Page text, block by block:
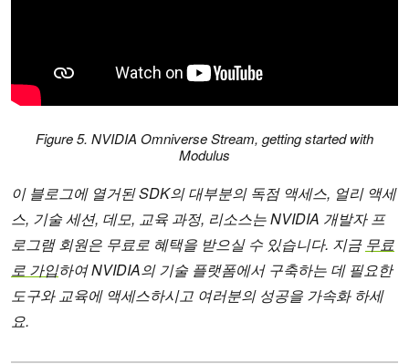
Figure 5. NVIDIA Omniverse Stream, getting started with
Modulus
이 블로그에 열거된 SDK의 대부분의 독점 액세스, 얼리 액세
스, 기술 세션, 데모, 교육 과정, 리소스는 NVIDIA 개발자 프
로그램 회원은 무료로 혜택을 받으실 수 있습니다. 지금 무료
로 가입하여 NVIDIA의 기술 플랫폼에서 구축하는 데 필요한
도구와 교육에 액세스하시고 여러분의 성공을 가속화 하세
요.